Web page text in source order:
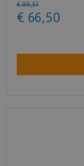
€ 86,51
€ 66,50